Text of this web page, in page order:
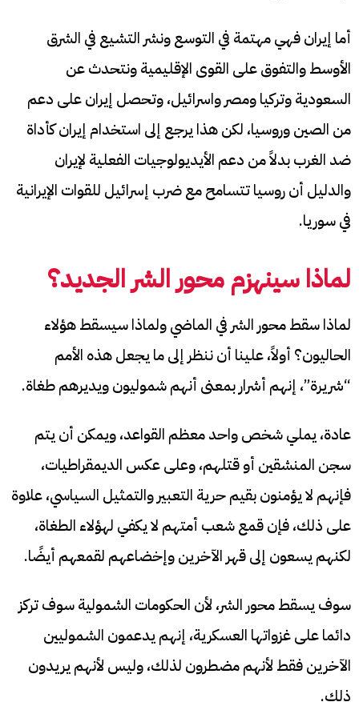
أما إيران فهي مهتمة في التوسع ونشر التشيع في الشرق
الأوسط والتفوق على القوى الإقليمية ونتحدث عن
السعودية وتركيا ومصر واسرائيل، وتحصل إيران على دعم
من الصين وروسيا، لكن هذا يرجع إلى استخدام إيران كأداة
ضد الغرب بدلاً من دعم الأيديولوجيات الفعلية لإيران
والدليل أن روسيا تتسامح مع ضرب إسرائيل للقوات الإيرانية
في سوريا.
لماذا سينهزم محور الشر الجديد؟
لماذا سقط محور الشر في الماضي ولماذا سيسقط هؤلاء
الحاليون؟ أولاً، علينا أن ننظر إلى ما يجعل هذه الأمم
“شريرة”، إنهم أشرار بمعنى أنهم شموليون ويديرهم طغاة.
عادة، يملي شخص واحد معظم القواعد، ويمكن أن يتم
سجن المنشقين أو قتلهم، وعلى عكس الديمقراطيات،
فإنهم لا يؤمنون بقيم حرية التعبير والتمثيل السياسي، علاوة
على ذلك، فإن قمع شعب أمتهم لا يكفي لهؤلاء الطغاة،
لكنهم يسعون إلى قهر الآخرين وإخضاعهم لقمعهم أيضًا.
سوف يسقط محور الشر، لأن الحكومات الشمولية سوف تركز
دائما على غزواتها العسكرية، إنهم يدعمون الشموليين
الآخرين فقط لأنهم مضطرون لذلك، وليس لأنهم يريدون
ذلك.